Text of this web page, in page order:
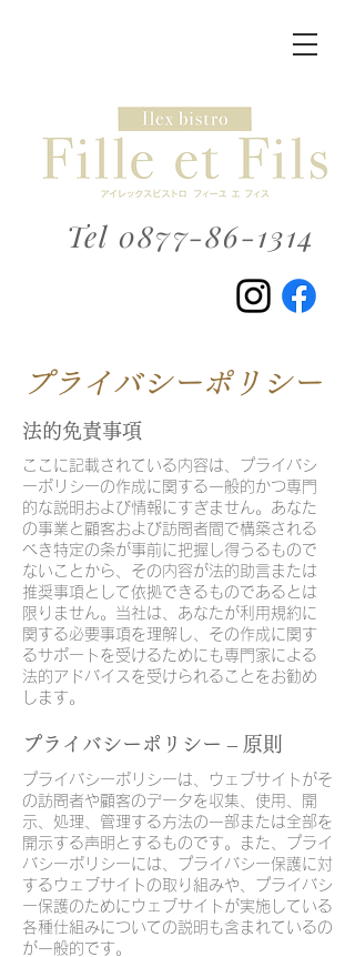
Tel0877-86-1314
プライバシーポリシー
法的免責事項
ここに記載されている内容は、プライバシ
ーポリシーの作成に関する一般的かつ専門
的な説明および情報にすぎません。あなた
の事業と顧客および訪問者間で構築される
べき特定の条が事前に把握し得うるもので
ないことから、その内容が法的助言または
推奨事項として依拠できるものであるとは
限りません。当社は、あなたが利用規約に
関する必要事項を理解し、その作成に関す
るサポートを受けるためにも専門家による
法的アドバイスを受けられることをお勧め
します。
プライバシーポリシー – 原則
プライバシーポリシーは、ウェブサイトがそ
の訪問者や顧客のデータを収集、使用、開
示、処理、管理する方法の一部または全部を
開示する声明とするものです。また、プライ
バシーポリシーには、プライバシー保護に対
するウェブサイトの取り組みや、プライバシ
ー保護のためにウェブサイトが実施している
各種仕組みについての説明も含まれているの
が一般的です。